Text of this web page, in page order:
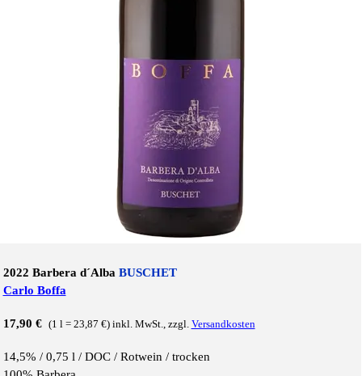
2022 Barbera d´Alba BUSCHET
Carlo Boffa
17,90 € (1 l = 23,87 €) inkl. MwSt., zzgl. Versandkosten
14,5% / 0,75 l / DOC / Rotwein / trocken